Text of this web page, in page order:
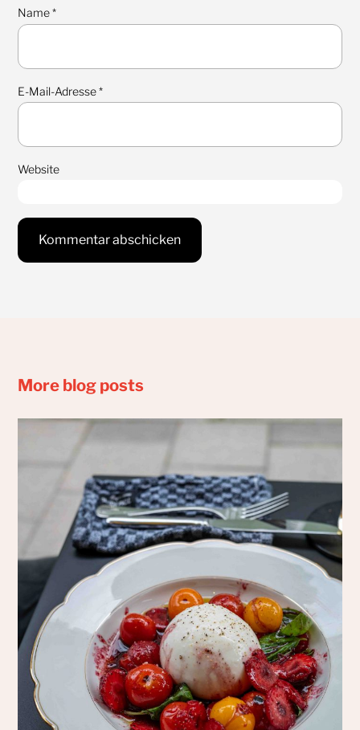
Name*
E-Mail-Adresse*
Website
More blog posts